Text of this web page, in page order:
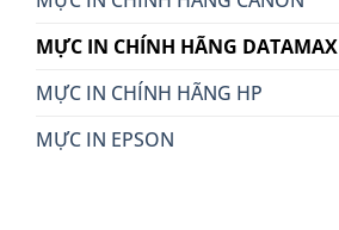
MỰC IN CHÍNH HÃNG DATAMAX
MỰC IN CHÍNH HÃNG HP
MỰC IN EPSON